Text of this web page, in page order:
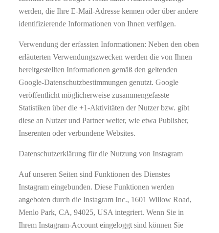
werden, die Ihre E-Mail-Adresse kennen oder über andere
identifizierende Informationen von Ihnen verfügen.
Verwendung der erfassten Informationen: Neben den oben
erläuterten Verwendungszwecken werden die von Ihnen
bereitgestellten Informationen gemäß den geltenden
Google-Datenschutzbestimmungen genutzt. Google
veröffentlicht möglicherweise zusammengefasste
Statistiken über die +1-Aktivitäten der Nutzer bzw. gibt
diese an Nutzer und Partner weiter, wie etwa Publisher,
Inserenten oder verbundene Websites.
Datenschutzerklärung für die Nutzung von Instagram
Auf unseren Seiten sind Funktionen des Dienstes
Instagram eingebunden. Diese Funktionen werden
angeboten durch die Instagram Inc., 1601 Willow Road,
Menlo Park, CA, 94025, USA integriert. Wenn Sie in
Ihrem Instagram-Account eingeloggt sind können Sie